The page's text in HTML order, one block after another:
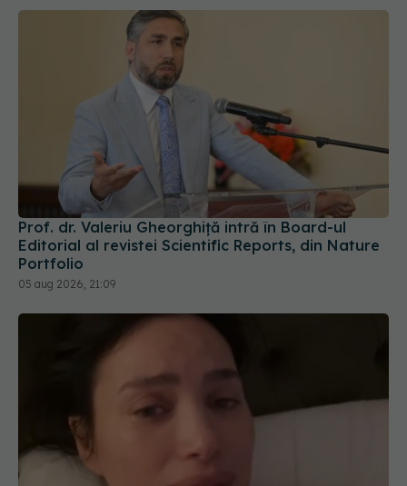
Prof. dr. Valeriu Gheorghiță intră în Board-ul
Editorial al revistei Scientific Reports, din Nature
Portfolio
05 aug 2026, 21:09